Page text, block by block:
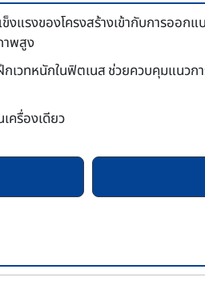
แรงของโครงสร้างเข้ากับการออก
าพสูง
วทหนักในฟิตเนส ช่วยควบคุมแนวก
ครื่องเดียว